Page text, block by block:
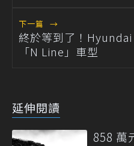
下一篇 →
終於等到了！
「N Line」車型
延伸閱讀
858 萬